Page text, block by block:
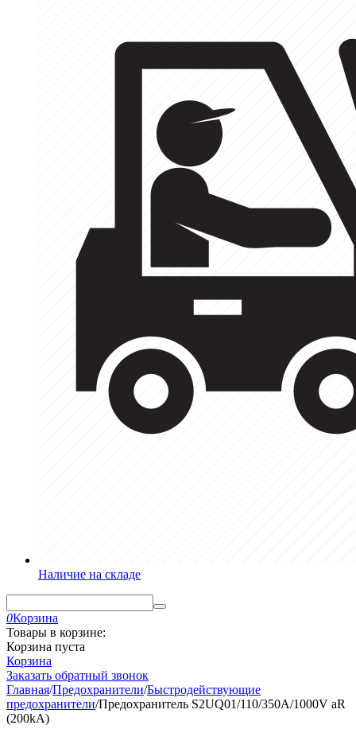
Наличие на складе
0Корзина
Товары в корзине:
Корзина пуста
Корзина
Заказать обратный звонок
Главная/Предохранители/Быстродействующие
предохранители/Предохранитель S2UQ01/110/350A/1000V aR
(200kA)